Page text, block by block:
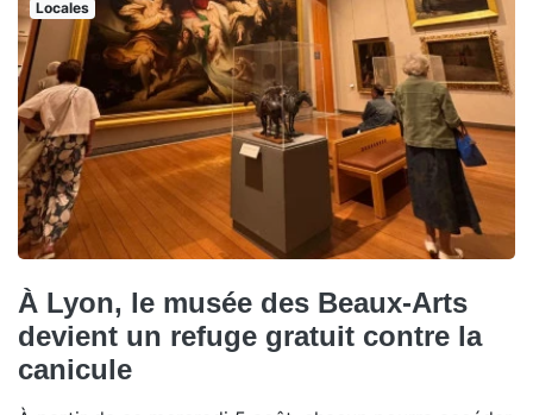
Locales
À Lyon, le musée des Beaux-Arts
devient un refuge gratuit contre la
canicule